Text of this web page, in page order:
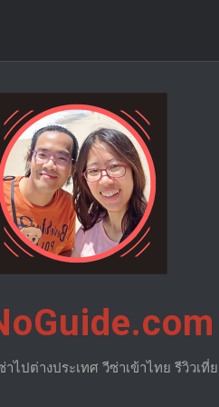
ไปต่างประเทศ วีซ่าเข้าไทย รีวิวเที่